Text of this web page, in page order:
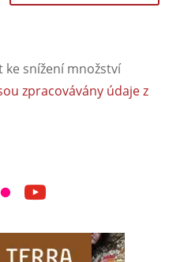
ke snížení množství
zpracovávány údaje z
youtube